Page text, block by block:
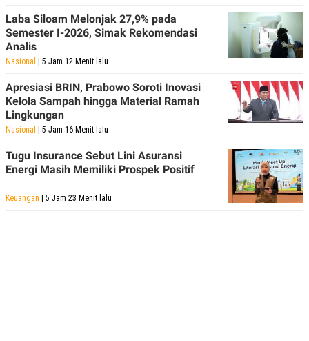
Laba Siloam Melonjak 27,9% pada
Semester I-2026, Simak Rekomendasi
Analis
Nasional | 5 Jam 12 Menit lalu
Apresiasi BRIN, Prabowo Soroti Inovasi
Kelola Sampah hingga Material Ramah
Lingkungan
Nasional | 5 Jam 16 Menit lalu
Tugu Insurance Sebut Lini Asuransi
Energi Masih Memiliki Prospek Positif
Keuangan | 5 Jam 23 Menit lalu